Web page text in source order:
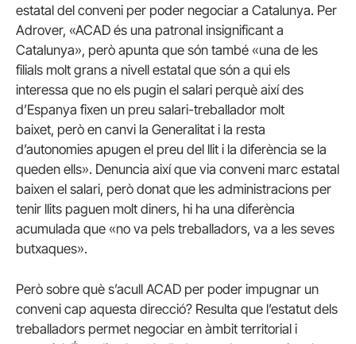
estatal del conveni per poder negociar a Catalunya. Per
Adrover, «ACAD és una patronal insignificant a
Catalunya», però apunta que són també «una de les
filials molt grans a nivell estatal que són a qui els
interessa que no els pugin el salari perquè així des
d’Espanya fixen un preu salari-treballador molt
baixet, però en canvi la Generalitat i la resta
d’autonomies apugen el preu del llit i la diferència se la
queden ells». Denuncia així que via conveni marc estatal
baixen el salari, però donat que les administracions per
tenir llits paguen molt diners, hi ha una diferència
acumulada que «no va pels treballadors, va a les seves
butxaques».
Però sobre què s’acull ACAD per poder impugnar un
conveni cap aquesta direcció? Resulta que l’estatut dels
treballadors permet negociar en àmbit territorial i